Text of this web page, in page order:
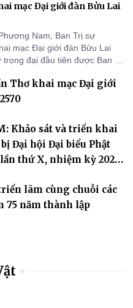
mạc Đại giới đàn Bửu Lai
Nam, Ban Trị sự
mạc Đại giới đàn Bửu Lai
đại đầu tiên được Ban Trị
tác truyền giới, đào tạo
g
Thơ khai mạc Đại giới
Khảo sát và triển khai
Đại hội Đại biểu Phật
thứ X, nhiệm kỳ 2026-
lãm cùng chuỗi các
75 năm thành lập